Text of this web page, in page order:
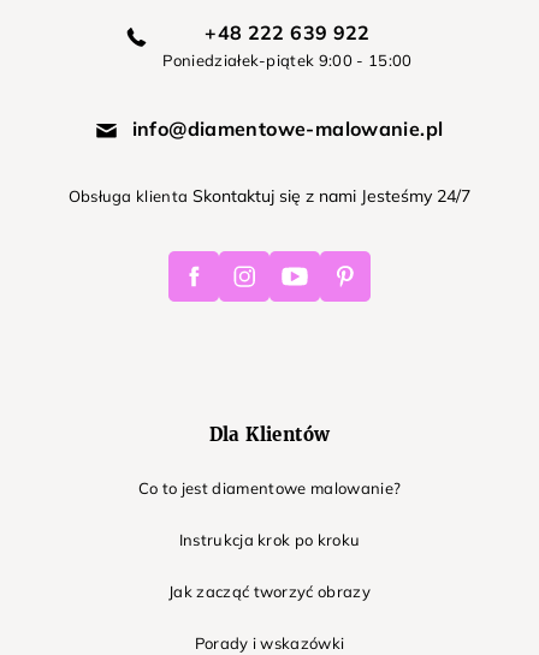
+48 222 639 922
Poniedziałek-piątek 9:00 - 15:00
info@diamentowe-malowanie.pl
Obsługa klienta Skontaktuj się z nami Jesteśmy 24/7
FacebookInstagramYoutube Pinterest
Dla Klientów
Co to jest diamentowe malowanie?
Instrukcja krok po kroku
Jak zacząć tworzyć obrazy
Porady i wskazówki